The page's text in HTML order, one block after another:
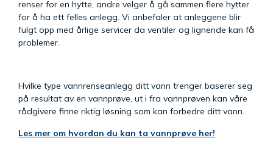
renser for en hytte, andre velger å gå sammen flere hytter
for å ha ett felles anlegg. Vi anbefaler at anleggene blir
fulgt opp med årlige servicer da ventiler og lignende kan få
problemer.
Hvilke type vannrenseanlegg ditt vann trenger baserer seg
på resultat av en vannprøve, ut i fra vannprøven kan våre
rådgivere finne riktig løsning som kan forbedre ditt vann.
Les mer om hvordan du kan ta vannprøve her!